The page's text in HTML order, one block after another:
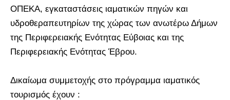
ΟΠΕΚΑ, εγκαταστάσεις ιαματικών πηγών και
υδροθεραπευτηρίων της χώρας των ανωτέρω Δήμων
της Περιφερειακής Ενότητας Εύβοιας και της
Περιφερειακής Ενότητας Έβρου.
Δικαίωμα συμμετοχής στο πρόγραμμα ιαματικός
τουρισμός έχουν :